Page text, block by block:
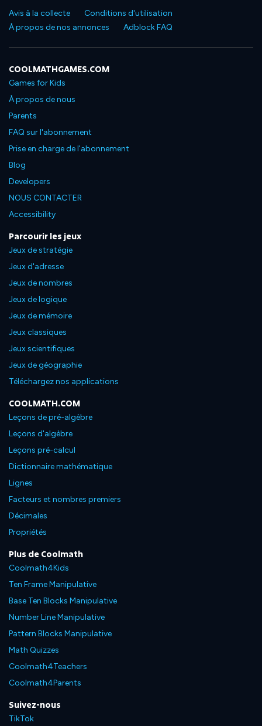
Avis à la collecte
Conditions d'utilisation
À propos de nos annonces
Adblock FAQ
COOLMATHGAMES.COM
Games for Kids
À propos de nous
Parents
FAQ sur l'abonnement
Prise en charge de l'abonnement
Blog
Developers
NOUS CONTACTER
Accessibility
Parcourir les jeux
Jeux de stratégie
Jeux d'adresse
Jeux de nombres
Jeux de logique
Jeux de mémoire
Jeux classiques
Jeux scientifiques
Jeux de géographie
Téléchargez nos applications
COOLMATH.COM
Leçons de pré-algèbre
Leçons d'algèbre
Leçons pré-calcul
Dictionnaire mathématique
Lignes
Facteurs et nombres premiers
Décimales
Propriétés
Plus de Coolmath
Coolmath4Kids
Ten Frame Manipulative
Base Ten Blocks Manipulative
Number Line Manipulative
Pattern Blocks Manipulative
Math Quizzes
Coolmath4Teachers
Coolmath4Parents
Suivez-nous
TikTok